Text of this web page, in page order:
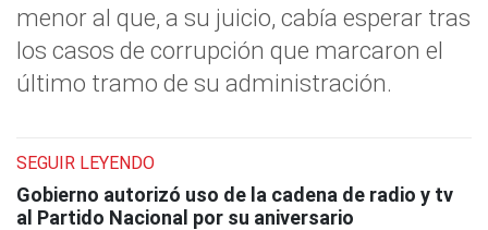
menor al que, a su juicio, cabía esperar tras
los casos de corrupción que marcaron el
último tramo de su administración.
SEGUIR LEYENDO
Gobierno autorizó uso de la cadena de radio y tv
al Partido Nacional por su aniversario